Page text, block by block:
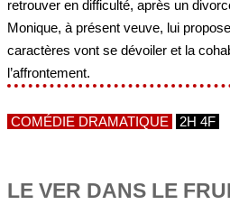
retrouver en difficulté, après un
Monique, à présent veuve, lui
caractères vont se dévoiler et la
l’affrontement.
COMÉDIE DRAMATIQUE 2H 4F
LE VER DANS LE